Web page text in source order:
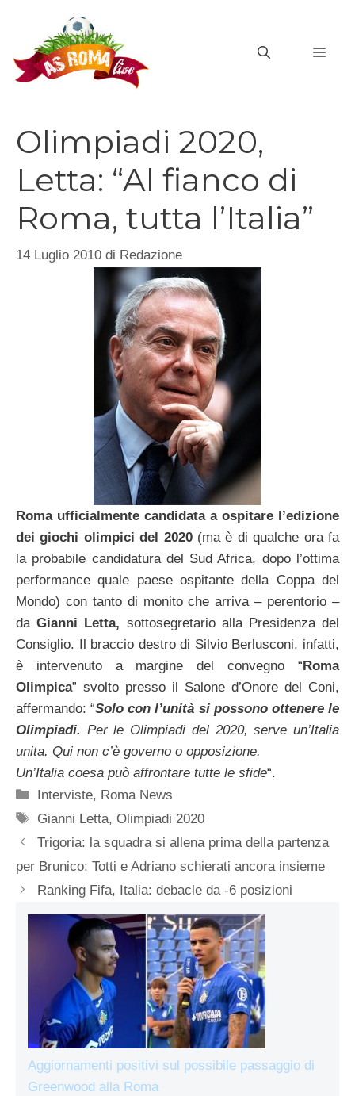
contenuto
Olimpiadi 2020,
Letta: “Al fianco di
Roma, tutta l’Italia”
14 Luglio 2010 di Redazione
Roma ufficialmente candidata a ospitare l’edizione
dei giochi olimpici del 2020(ma è di qualche ora fa
la probabile candidatura del Sud Africa, dopo l’ottima
performance quale paese ospitante della Coppa del
Mondo) con tanto di monito che arriva – perentorio –
daGianni Letta, sottosegretario alla Presidenza del
Consiglio. Il braccio destro di Silvio Berlusconi, infatti,
è intervenuto a margine del convegno “ Roma
Olimpica” svolto presso il Salone d’Onore del Coni,
affermando: “Solo con l’unità si possono ottenere le
Olimpiadi. Per le Olimpiadi del 2020, serve un’Italia
unita. Qui non c’è governo o opposizione.
Un’Italia coesa può affrontare tutte le sfide“.
Categorie
Interviste, Roma News
Tag
Gianni Letta,Olimpiadi 2020
Trigoria: la squadra si allena prima della partenza
per Brunico; Totti e Adriano schierati ancora insieme
Ranking Fifa, Italia: debacle da -6 posizioni
Aggiornamenti positivi sul possibile passaggio di
Greenwood alla Roma